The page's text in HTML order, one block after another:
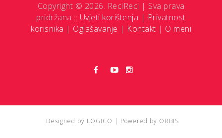
Copyright © 2026. ReciReci | Sva prava
pridržana :: Uvjeti korištenja | Privatnost
korisnika | Oglašavanje | Kontakt | O meni
Designed by LOGICO | Powered by ORBIS